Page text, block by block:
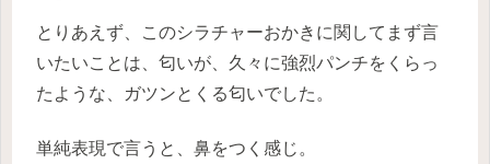
とりあえず、このシラチャーおかきに関してまず言
いたいことは、匂いが、久々に強烈パンチをくらっ
たような、ガツンとくる匂いでした。
単純表現で言うと、鼻をつく感じ。